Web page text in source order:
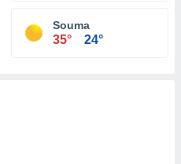
Souma
35° 24°